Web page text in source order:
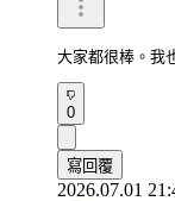
大家都很棒。我
0
寫回覆
2026.07.01